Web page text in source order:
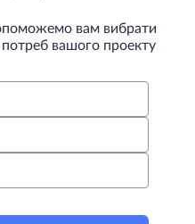
вам вибрати
вашого проекту